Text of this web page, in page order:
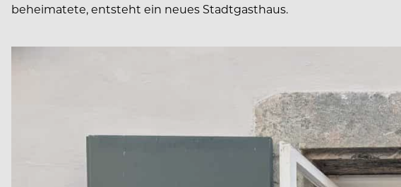
beheimatete, entsteht ein neues Stadtgasthaus.